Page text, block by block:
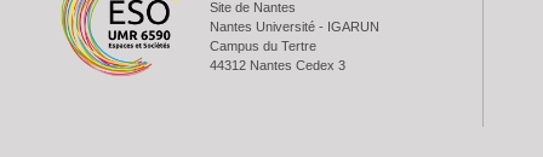
Site de Nantes
Nantes Université - IGARUN
Campus du Tertre
44312 Nantes Cedex 3